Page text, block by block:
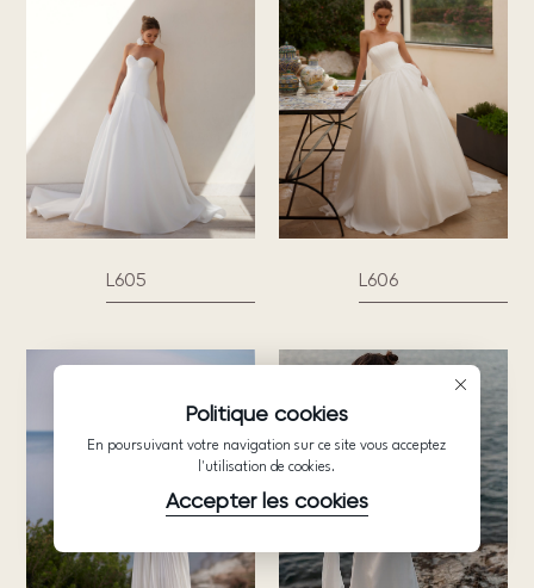
L605 L606
Politique cookies
En poursuivant votre navigation sur ce site vous acceptez
l'utilisation de cookies.
Accepter les cookies